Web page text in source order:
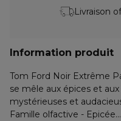
Livraison
Information produit
Tom Ford Noir Extrême
se mêle aux épices et
mystérieuses et
Famille olfactive - Epicée.